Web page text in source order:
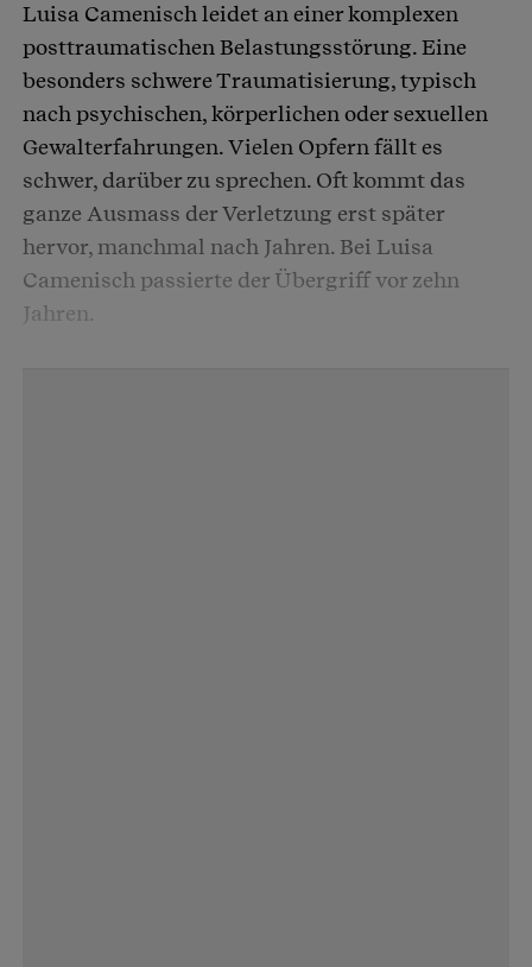
Luisa Camenisch leidet an einer komplexen
posttraumatischen Belastungsstörung. Eine
besonders schwere Traumatisierung, typisch
nach psychischen, körperlichen oder sexuellen
Gewalterfahrungen. Vielen Opfern fällt es
schwer, darüber zu sprechen. Oft kommt das
ganze Ausmass der Verletzung erst später
hervor, manchmal nach Jahren. Bei Luisa
Camenisch passierte der Übergriff vor zehn
Jahren.